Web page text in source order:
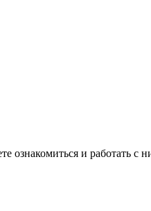
ознакомиться и работать